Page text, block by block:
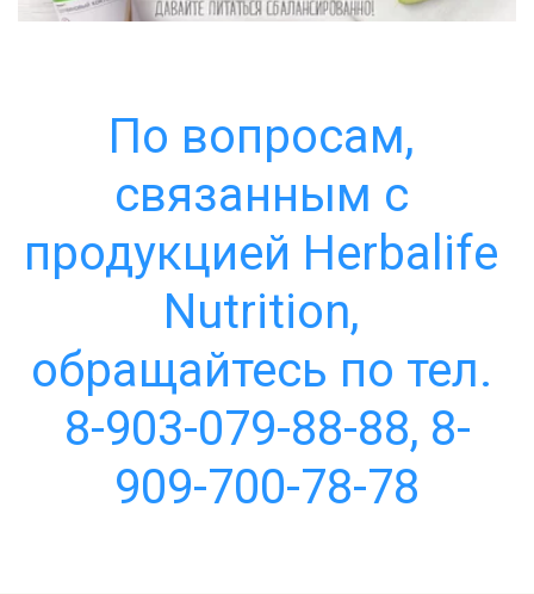
По вопросам,
связанным с
продукцией Herbalife
Nutrition,
обращайтесь по тел.
8-903-079-88-88, 8-
909-700-78-78